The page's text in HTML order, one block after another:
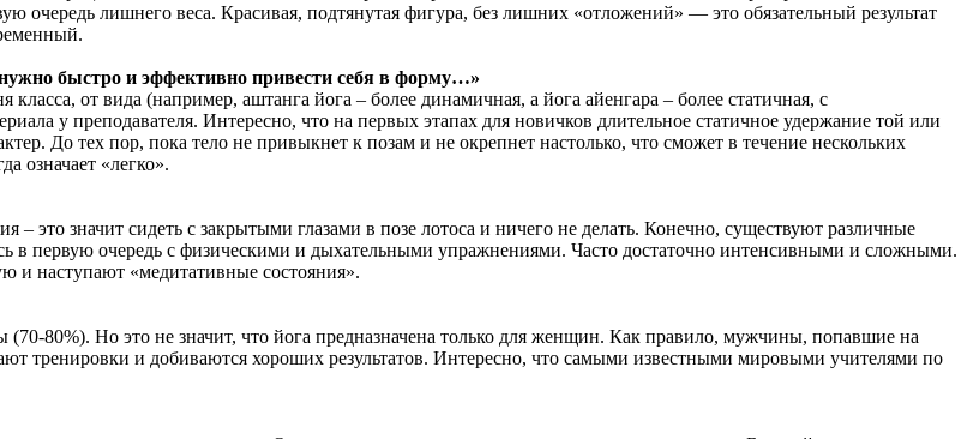
очередь лишнего веса. Красивая, подтянутая фигура, без лишних «отложений» — это обязательный результат
быстро и эффективно привести себя в форму…»
от вида (например, аштанга йога – более динамичная, а йога айенгара – более статичная, с
у преподавателя. Интересно, что на первых этапах для новичков длительное статичное удержание той или
До тех пор, пока тело не привыкнет к позам и не окрепнет настолько, что сможет в течение нескольких
означает «легко».
это значит сидеть с закрытыми глазами в позе лотоса и ничего не делать. Конечно, существуют различные
в первую очередь с физическими и дыхательными упражнениями. Часто достаточно интенсивными и сложными.
и наступают «медитативные состояния».
80%). Но это не значит, что йога предназначена только для женщин. Как правило, мужчины, попавшие на
тренировки и добиваются хороших результатов. Интересно, что самыми известными мировыми учителями по